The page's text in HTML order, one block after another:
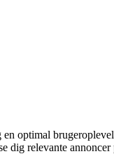
optimal
relevante